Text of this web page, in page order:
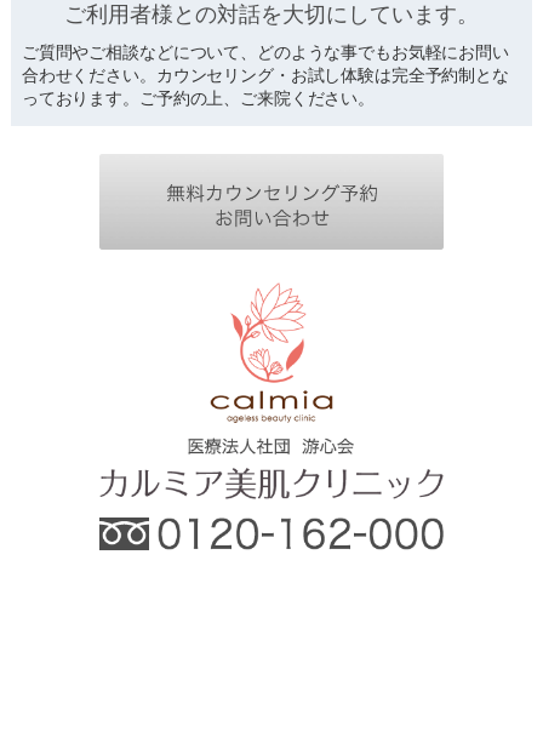
ご利用者様との対話を大切にしています。
ご質問やご相談などについて、どのような事でもお気軽にお問い
合わせください。カウンセリング・お試し体験は完全予約制とな
っております。ご予約の上、ご来院ください。